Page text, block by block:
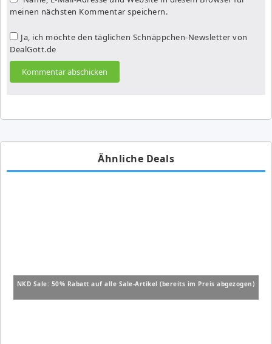
meinen nächsten Kommentar speichern.
Ja, ich möchte den täglichen Schnäppchen-Newsletter von
DealGott.de
Ähnliche Deals
NKD Sale: 50% Rabatt auf alle Sale-Artikel (bereits im Preis abgezogen)